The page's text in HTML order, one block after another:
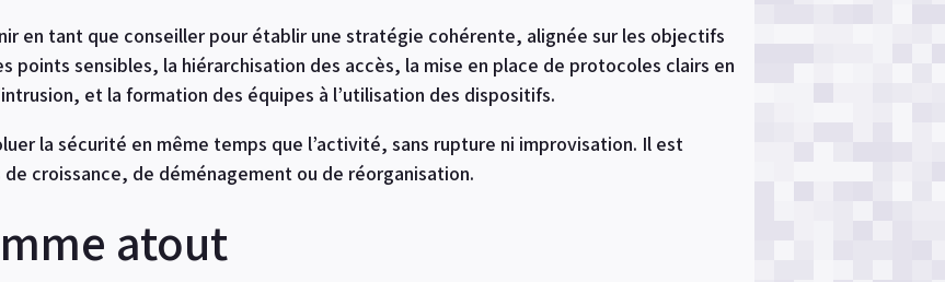
en tant que conseiller pour établir une stratégie cohérente, alignée sur les objectifs
points sensibles, la hiérarchisation des accès, la mise en place de protocoles clairs en
et la formation des équipes à l’utilisation des dispositifs.
la sécurité en même temps que l’activité, sans rupture ni improvisation. Il est
croissance, de déménagement ou de réorganisation.
atout